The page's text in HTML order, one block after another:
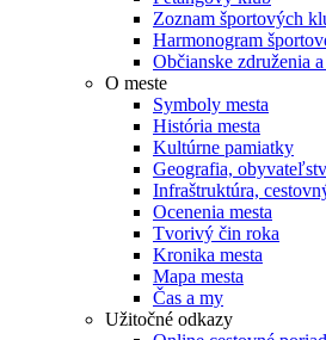
Zoznam športových
Harmonogram
Občianske združenia
O meste
Symboly mesta
História mesta
Kultúrne pamiatky
Geografia,
Infraštruktúra,
Ocenenia mesta
Tvorivý čin roka
Kronika mesta
Mapa mesta
Čas a my
Užitočné odkazy